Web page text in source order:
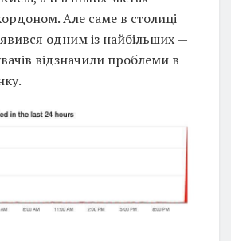
Але саме в столиці
одним із найбільших —
відзначили проблеми в